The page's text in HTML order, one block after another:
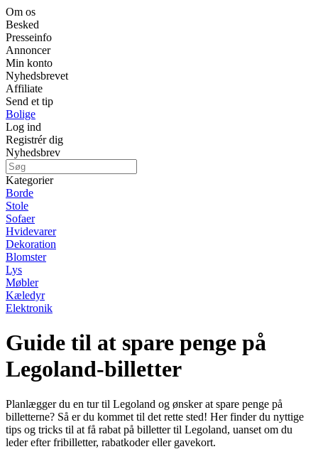
Om os
Besked
Presseinfo
Annoncer
Min konto
Nyhedsbrevet
Affiliate
Send et tip
Bolige
Log ind
Registrér dig
Nyhedsbrev
Kategorier
Borde
Stole
Sofaer
Hvidevarer
Dekoration
Blomster
Lys
Møbler
Kæledyr
Elektronik
Guide til at spare penge på
Legoland-billetter
Planlægger du en tur til Legoland og ønsker at spare penge på
billetterne? Så er du kommet til det rette sted! Her finder du nyttige
tips og tricks til at få rabat på billetter til Legoland, uanset om du
leder efter fribilletter, rabatkoder eller gavekort.